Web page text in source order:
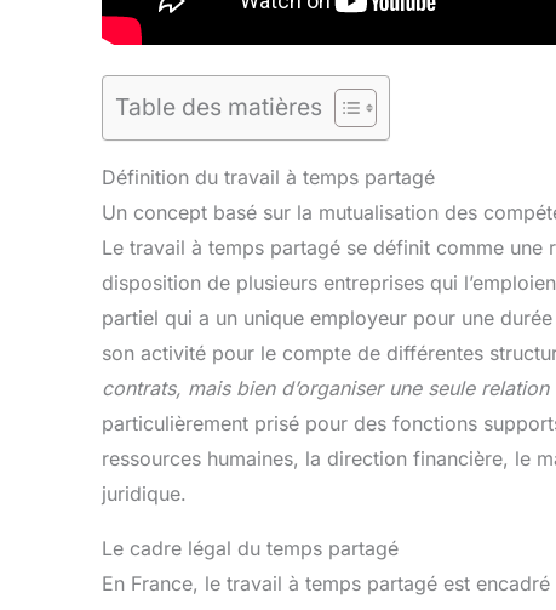
Table des matières
Définition du travail à temps partagé
Un concept basé sur la mutualisation des
Le travail à temps partagé se définit comme
disposition de plusieurs entreprises qui
partiel qui a un unique employeur pour une
son activité pour le compte de différentes
contrats, mais bien d’organiser une seule
particulièrement prisé pour des fonctions
ressources humaines, la direction financière, le
juridique.
Le cadre légal du temps partagé
En France, le travail à temps partagé est